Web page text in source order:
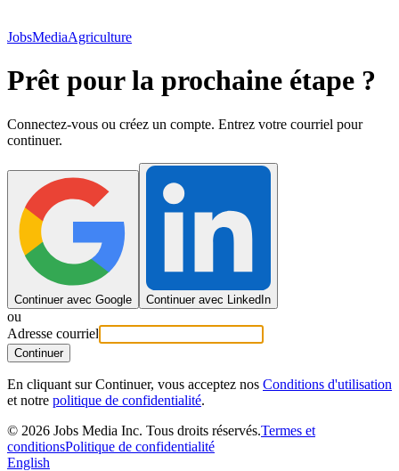
JobsMediaAgriculture
Prêt pour la prochaine étape ?
Connectez-vous ou créez un compte. Entrez votre courriel pour
continuer.
Continuer avec Google Continuer avec LinkedIn
ou
Adresse courriel
Continuer
En cliquant sur Continuer, vous acceptez nos Conditions d'utilisation
et notre politique de confidentialité.
© 2026 Jobs Media Inc. Tous droits réservés.Termes et
conditionsPolitique de confidentialité
English